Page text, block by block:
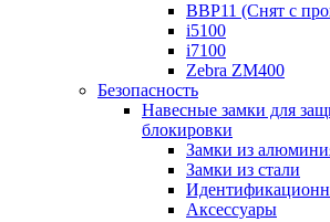
BBP11 (Снят с
i5100
i7100
Zebra ZM400
Безопасность
Навесные замки для
блокировки
Замки из
Замки из стали
Аксессуары